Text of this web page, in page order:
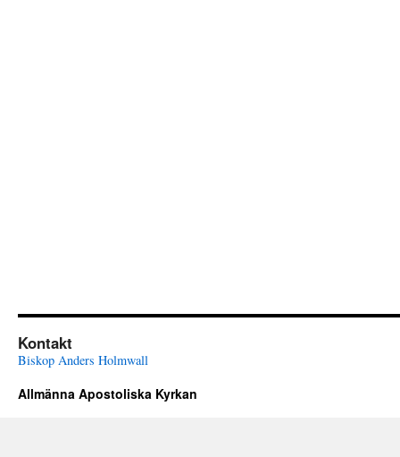
Kontakt
Biskop Anders Holmwall
Allmänna Apostoliska Kyrkan